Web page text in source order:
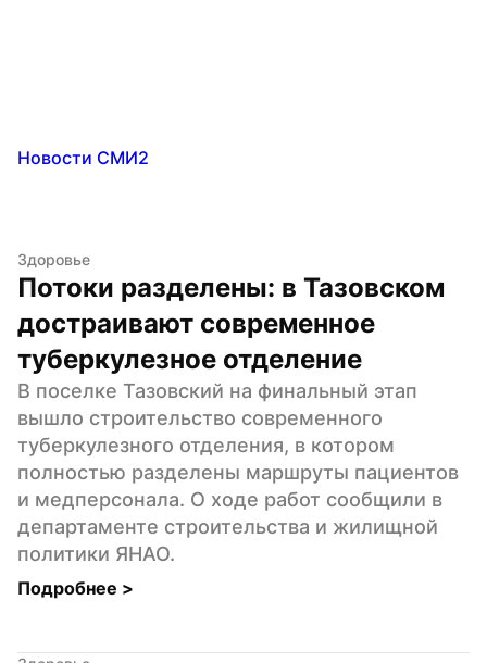
Новости СМИ2
Здоровье
Потоки разделены: в Тазовском
достраивают современное
туберкулезное отделение
В поселке Тазовский на финальный этап
вышло строительство современного
туберкулезного отделения, в котором
полностью разделены маршруты пациентов
и медперсонала. О ходе работ сообщили в
департаменте строительства и жилищной
политики ЯНАО.
Подробнее >